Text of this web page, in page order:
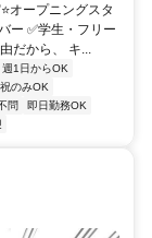
オープニングスタ
ー ✅学生・フリー
だから、 キ...
週1日からOK
のみOK
問
即日勤務OK